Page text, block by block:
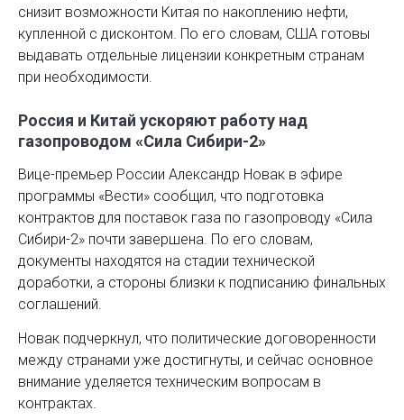
снизит возможности Китая по накоплению нефти,
купленной с дисконтом. По его словам, США готовы
выдавать отдельные лицензии конкретным странам
при необходимости.
Россия и Китай ускоряют работу над
газопроводом «Сила Сибири-2»
Вице-премьер России Александр Новак в эфире
программы «Вести» сообщил, что подготовка
контрактов для поставок газа по газопроводу «Сила
Сибири-2» почти завершена. По его словам,
документы находятся на стадии технической
доработки, а стороны близки к подписанию финальных
соглашений.
Новак подчеркнул, что политические договоренности
между странами уже достигнуты, и сейчас основное
внимание уделяется техническим вопросам в
контрактах.